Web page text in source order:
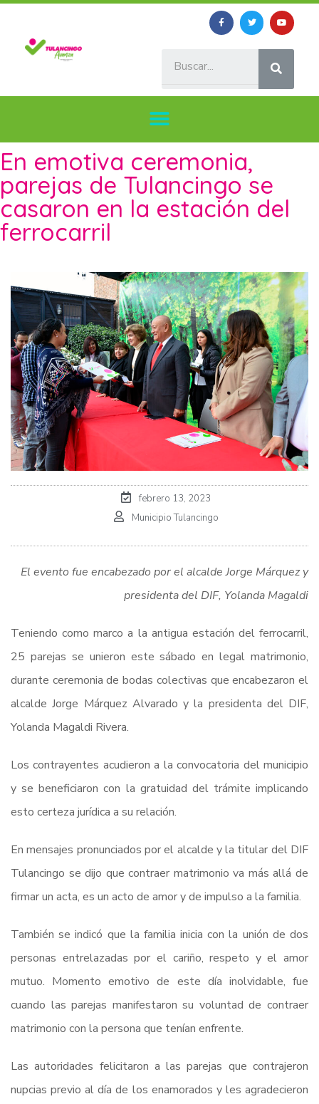
En emotiva ceremonia,
parejas de Tulancingo se
casaron en la estación del
ferrocarril
febrero 13, 2023
Municipio Tulancingo
El evento fue encabezado por el alcalde Jorge Márquez y
presidenta del DIF, Yolanda Magaldi
Teniendo como marco a la antigua estación del ferrocarril,
25 parejas se unieron este sábado en legal matrimonio,
durante ceremonia de bodas colectivas que encabezaron el
alcalde Jorge Márquez Alvarado y la presidenta del DIF,
Yolanda Magaldi Rivera.
Los contrayentes acudieron a la convocatoria del municipio
y se beneficiaron con la gratuidad del trámite implicando
esto certeza jurídica a su relación.
En mensajes pronunciados por el alcalde y la titular del DIF
Tulancingo se dijo que contraer matrimonio va más allá de
firmar un acta, es un acto de amor y de impulso a la familia.
También se indicó que la familia inicia con la unión de dos
personas entrelazadas por el cariño, respeto y el amor
mutuo. Momento emotivo de este día inolvidable, fue
cuando las parejas manifestaron su voluntad de contraer
matrimonio con la persona que tenían enfrente.
Las autoridades felicitaron a las parejas que contrajeron
nupcias previo al día de los enamorados y les agradecieron